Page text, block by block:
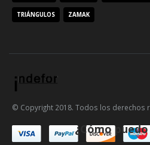
TRIÁNGULOS ZAMAK
© Copyright 2018. Todos los derechos
¿Cómo